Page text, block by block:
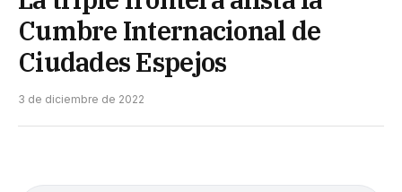
Cumbre Internacional de
Ciudades Espejos
3 de diciembre de 2022